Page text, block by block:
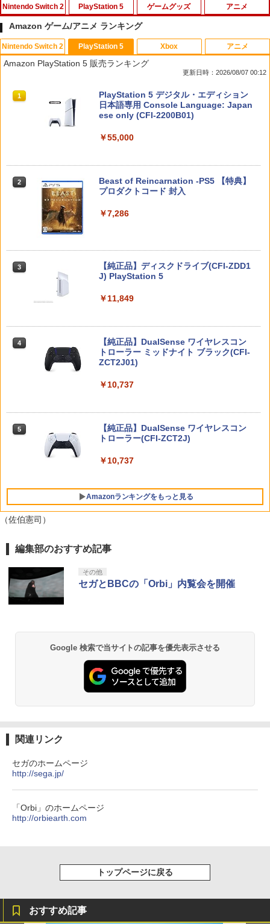
Nintendo Switch 2
1
PlayVital 新型Switch2対応 親指グリッ
プキャップ 4個セット ジョイコン対応シ
リコン素材 快適フィット スイッチ2対応
￥990
貼り付け キット カバー Switch 2 本体
アクセサリー Nintendo Switch2 ケース
E
【10%OFFクーポン配布中】【365日完
ム 任天堂 Switch2 フィルム スイッチ2
フィルム OVER`s オーバーズ TP01
￥1,380
ゥ-ン レイダ-ス]
￥6,740
ndo Switch 2 ゲームソフト スプラトゥ
ーン レイダース
PlayStation 5
1
PS5 縦置きスタンド PlayStation5 / PS5
Slim / PS5 Pro 用 縦置き スタンド 円形
安定感UP ブラック ブルー シルバー グ
【メール便】 | プレーステーション プレ
イステーション プレステ プレステ5 プレ
イステーション5 スタンド 収納
￥1,380
2 グランツーリスモ7 PS5版
3
ソニー・インタラクティブエンタテイン
メント 【PS5】Marvel’s Spider-Man 2
パイダーマン2 ツウジョウ]【MARVELC
首都高バトル / Tokyo Xtreme Racer
￥6,480
ゲームグッズ アニメ
1
【中古】 この世界の片隅に ブックレッ
ト付 / 片渕須直 / バンダイビジュアル [Bl
u-ray]【メール便送料無料】【最短翌日
￥1,243
￥8,044
y』(特装限定版)【Blu-ray】 [ 矢立肇 ]
￥8,580
カムイ 第十五巻(初回限定版)【Blu-ra
y】(キャラファインボード+キャスト複
野田サトル描き下ろし最終章OP／ED絵
￥10,780
Amazon ゲーム/アニメ ランキング
Nintendo Switch 2
1
スプラトゥーン レイダース|オンライン
コード版
2 スプラトゥーン レイダース -Switch2
3 Nintendo Switch 2(日本語・国内専用)
4
ニンテンドープリペイド番号 9000円|オ
ンラインコード版
ンラインコード版
PlayStation 5
Amazon PlayStation 5 販売ランキング
更新日時：2026/08/07 00:12
1
PlayStation 5 デジタル・エディション
日本語専用 Console Language: Japan
ese only (CFI-2200B01)
￥55,000
2
Beast of Reincarnation -PS5 【特典】
プロダクトコード 封入
￥7,286
3
【純正品】ディスクドライブ(CFI-ZDD1
J) PlayStation 5
￥11,849
4
【純正品】DualSense ワイヤレスコン
トローラー ミッドナイト ブラック(CFI-
ZCT2J01)
￥10,737
5
【純正品】DualSense ワイヤレスコン
トローラー(CFI-ZCT2J)
￥10,737
Amazonランキングをもっと見る
Xbox
1
【純正品】Xbox ワイヤレス コントロー
￥8,300
ンラインコード]
￥5,000
4
【純正品】Xbox 充電式バッテリー + US
【純正品】Xbox ワイヤレス コントロー
ラー (カーボンブラック)
アニメ
1
【Amazon.co.jp限定】劇場版モノノ怪
ナル三方背収納ケース付きコレクション)
(オリジナル特典:オリジナル巾着＋メー
カー特典:【坤と離】二振りの剣、十翼よ
￥10,780
劇場版「鬼滅の刃」無限城編 第一章 猗
窩座再来 通常版 [Blu-ray]
3
￥8,698
（佐伯憲司）
編集部のおすすめ記事
その他
セガとBBCの「Orbi」内覧会を開催
Google 検索で当サイトの記事を優先表示させる
関連リンク
セガのホームページ
http://sega.jp/
「Orbi」のホームページ
http://orbiearth.com
トップページに戻る
おすすめ記事